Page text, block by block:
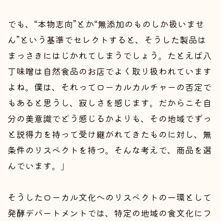
でも、“本物志向”とか“無添加のものしか扱いませ
ん”という基準でセレクトすると、そうした製品は
まっさきにはじかれてしまうでしょう。たとえば八
丁味噌は自然食品のお店でよく取り扱われています
よね。僕は、それってローカルカルチャーの否定で
もあると思うし、寂しさを感じます。だからこそ自
分の美意識でどう感じるかよりも、その地域でずっ
と説得力を持って受け継がれてきたものに対し、無
条件のリスペクトを持つ。そんな考えで、商品を選
んでいます。」
そうしたローカル文化へのリスペクトの一環として
発酵デパートメントでは、特定の地域の食文化にフ